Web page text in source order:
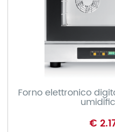
Forno elettronico
€